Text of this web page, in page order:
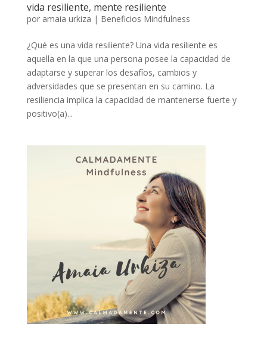
vida resiliente, mente resiliente
por amaia urkiza | Beneficios Mindfulness
¿Qué es una vida resiliente? Una vida resiliente es
aquella en la que una persona posee la capacidad de
adaptarse y superar los desafíos, cambios y
adversidades que se presentan en su camino. La
resiliencia implica la capacidad de mantenerse fuerte y
positivo(a)...